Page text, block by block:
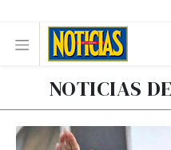
NOTICIAS